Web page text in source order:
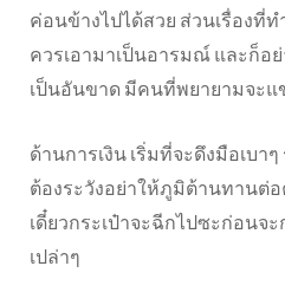
ค่อนข้างไปได้สวย ส่วนเรื่องที่
ควรเอามาเป็นอารมณ์ และก็อ
เป็นอันขาด มีคนที่พยายามจะ
ด้านการเงิน เริ่มที่จะดึงมือเบา
ต้องระวังอย่าให้ภูมิต้านทานต่
เดี๋ยวกระเป๋าจะฉีกไปซะก่อนจ
เปล่าๆ